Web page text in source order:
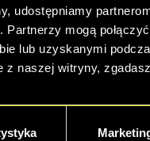
udostępniamy
mogą
lub uzyskanymi
z naszej witryny, zgadasz